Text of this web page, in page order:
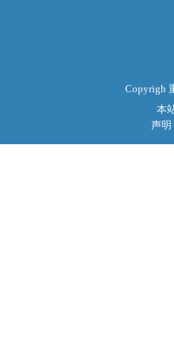
本
Copyrigh
声